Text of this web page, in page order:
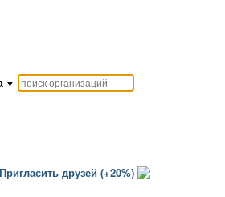
▼
Пригласить друзей (+20%)